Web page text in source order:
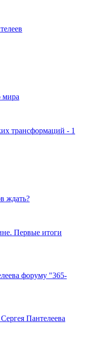
мира
трансформаций - 1
ждать?
Первые итоги
форуму "365-
Пантелеева